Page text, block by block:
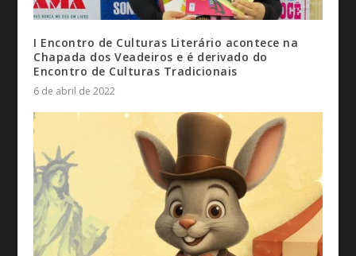
I Encontro de Culturas Literário acontece na
Chapada dos Veadeiros e é derivado do
Encontro de Culturas Tradicionais
6 de abril de 2022